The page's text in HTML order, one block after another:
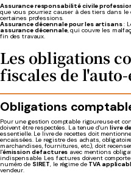
Assurance responsabilité civile
que vous pourriez causer à des tiers dans le
certaines professions.
Assurance décennale pour les artisans:
assurance décennale, qui couvre les
fin des travaux.
Les obligations
fiscales de
Obligations
Pour une gestion comptable rigoureuse et
doivent être respectées. La tenue d'unlivre
essentielle. Le livre de recettes doit
encaissées. Le registre des achats,
marchandises, fournitures, etc.), doit
l'émission de factures avec mentions
indispensable. Les factures doivent
numéro de SIRET, le régime de TVA
vendeur.